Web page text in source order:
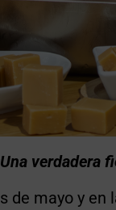
Una verdadera
de mayo y en